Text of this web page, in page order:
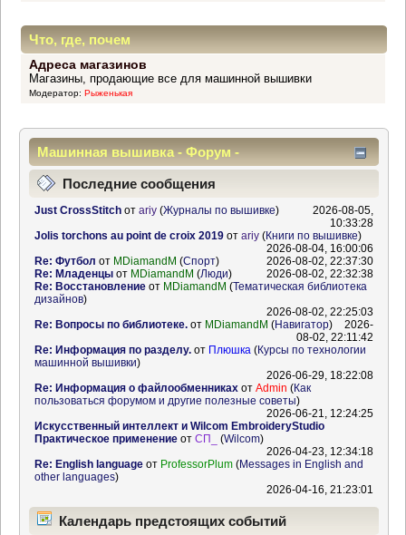
Что, где, почем
Адреса магазинов
Магазины, продающие все для машинной вышивки
Модератор: Рыженькая
Машинная вышивка - Форум -
Информационный центр
Последние сообщения
Just CrossStitchот ariy(Журналы по вышивке)
2026-08-05,
10:33:28
Jolis torchons au point de croix 2019от ariy(Книги по вышивке)
2026-08-04, 16:00:06
Re: Футбол от MDiamandM (Спорт)
2026-08-02, 22:37:30
Re: Младенцыот MDiamandM (Люди)
2026-08-02, 22:32:38
Re: Восстановлениеот MDiamandM (Тематическая библиотека
дизайнов)
2026-08-02, 22:25:03
Re: Вопросы по библиотеке.от MDiamandM (Навигатор)
2026-
08-02, 22:11:42
Re: Информация по разделу.от Плюшка (Курсы по технологии
машинной вышивки)
2026-06-29, 18:22:08
Re: Информация о файлообменникахот Admin (Как
пользоваться форумом и другие полезные советы)
2026-06-21, 12:24:25
Искусственный интеллект и Wilcom EmbroideryStudio
Практическое применениеот СП_ (Wilcom)
2026-04-23, 12:34:18
Re: English languageот ProfessorPlum(Messages in English and
other languages)
2026-04-16, 21:23:01
Календарь предстоящих событий